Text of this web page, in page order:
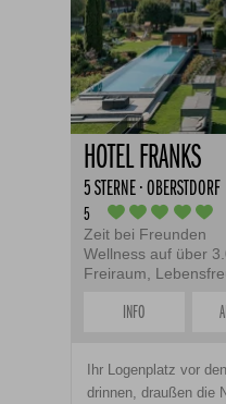
HOTEL FRANKS
5 STERNE · OBERSTDORF
5
Zeit bei Freunden
Wellness auf über
Freiraum,
INFO
Ihr Logenplatz vor
drinnen, draußen die